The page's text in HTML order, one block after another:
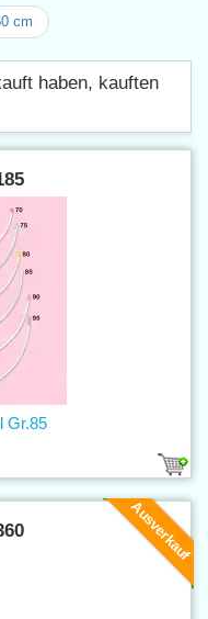
cm
haben, kauften
Gr.85
Ausverkauf